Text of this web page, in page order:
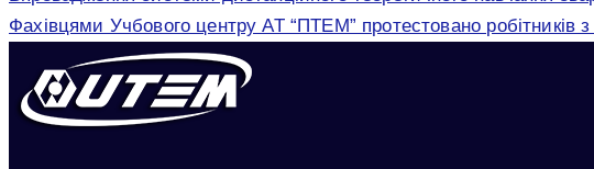
Фахівцями Учбового центру АТ “ПТЕМ” протестовано робітників з